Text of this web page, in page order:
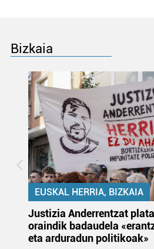
Bizkaia
EUSKAL HERRIA, BIZKAIA
Justizia Anderrentzat
oraindik badaudela
eta arduradun politikoak»